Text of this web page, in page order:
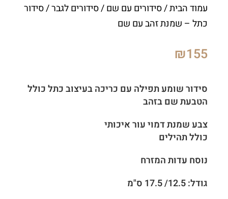
עמוד הבית/סידורים עם שם/סידורים לגבר/ סידור
כתל – שמנת זהב עם שם
₪155
סידור שומע תפילה עם כריכה בעיצוב כתל כולל
הטבעת שם בזהב
צבע שמנת דמוי עור איכותי
כולל תהילים
נוסח עדות המזרח
גודל: 12.5/ 17.5 ס"מ